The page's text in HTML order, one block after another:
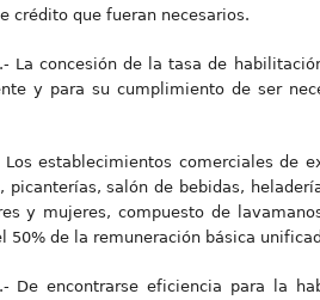
crédito que fueran necesarios.
La concesión de la tasa de
y para su cumplimiento de ser
establecimientos comerciales de
picanterías, salón de bebidas,
y mujeres, compuesto de
50% de la remuneración básica
De encontrarse eficiencia para la